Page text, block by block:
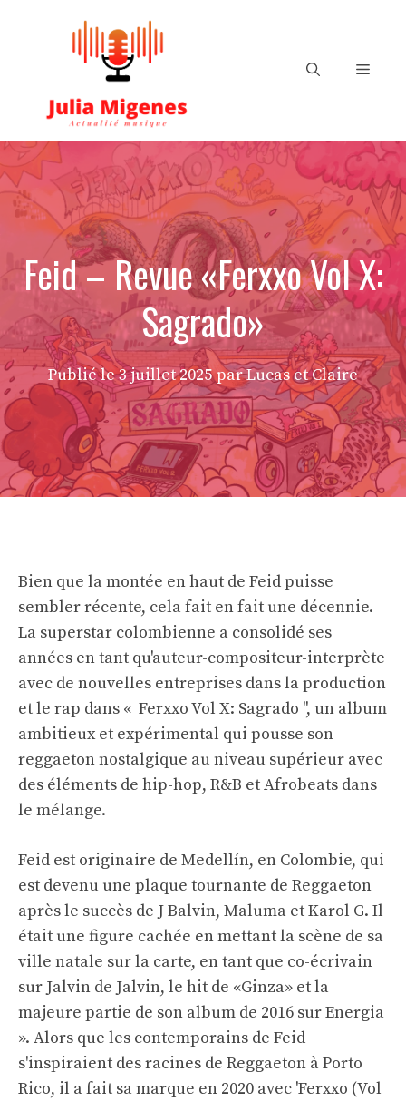
Menu
Feid – Revue «Ferxxo Vol X:
Sagrado»
Publié le3 juillet 2025 par Lucas et Claire
Bien que la montée en haut de Feid puisse
sembler récente, cela fait en fait une décennie.
La superstar colombienne a consolidé ses
années en tant qu'auteur-compositeur-interprète
avec de nouvelles entreprises dans la production
et le rap dans « Ferxxo Vol X: Sagrado '', un album
ambitieux et expérimental qui pousse son
reggaeton nostalgique au niveau supérieur avec
des éléments de hip-hop, R&B et Afrobeats dans
le mélange.
Feid est originaire de Medellín, en Colombie, qui
est devenu une plaque tournante de Reggaeton
après le succès de J Balvin, Maluma et Karol G. Il
était une figure cachée en mettant la scène de sa
ville natale sur la carte, en tant que co-écrivain
sur Jalvin de Jalvin, le hit de «Ginza» et la
majeure partie de son album de 2016 sur Energia
». Alors que les contemporains de Feid
s'inspiraient des racines de Reggaeton à Porto
Rico, il a fait sa marque en 2020 avec 'Ferxxo (Vol